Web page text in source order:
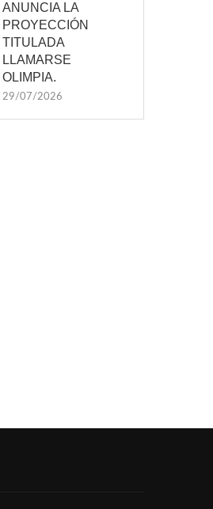
ANUNCIA LA
PROYECCIÓN
TITULADA
LLAMARSE
OLIMPIA.
29/07/2026